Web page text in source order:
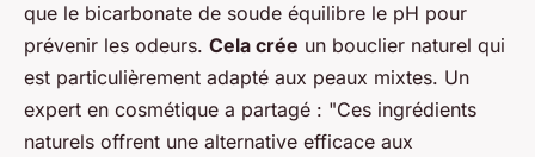
que le bicarbonate de soude équilibre le pH pour
prévenir les odeurs. Cela crée un bouclier naturel qui
est particulièrement adapté aux peaux mixtes. Un
expert en cosmétique a partagé : "Ces ingrédients
naturels offrent une alternative efficace aux